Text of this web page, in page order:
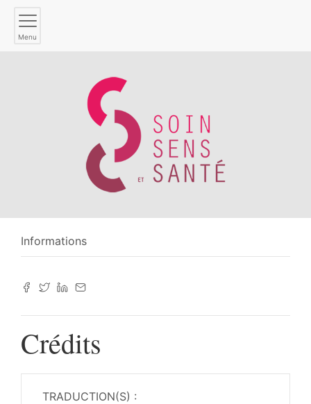
Menu
Informations
Crédits
TRADUCTION(S) :